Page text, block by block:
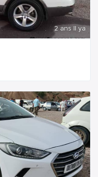
2 ans Il ya